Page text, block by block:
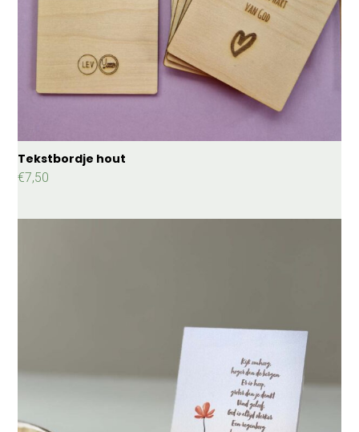
Tekstbordje hout
€7,50